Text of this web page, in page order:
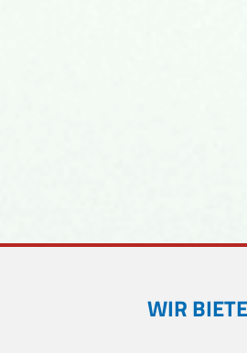
WIR